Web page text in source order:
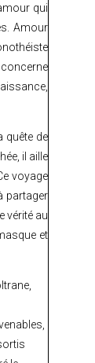
qui
Amour
quête de
il aille
voyage
partager
vérité au
et